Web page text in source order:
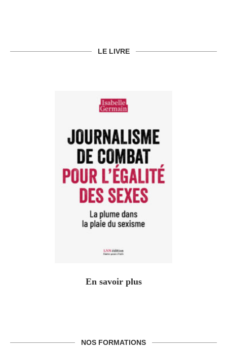
LE LIVRE
En savoir plus
NOS FORMATIONS